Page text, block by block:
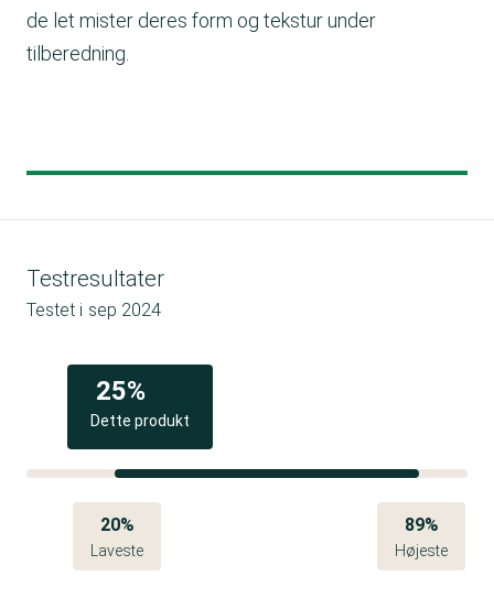
de let mister deres form og tekstur under
tilberedning.
Testresultater
Testet i sep 2024
Dette produkt
25%
20%
Laveste
89%
Højeste